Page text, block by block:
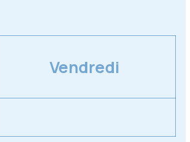
Vendredi